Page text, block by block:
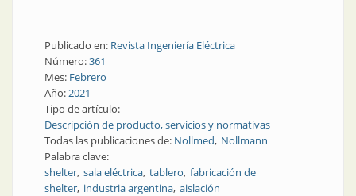
Publicado en: Revista Ingeniería Eléctrica
Número:361
Mes: Febrero
Año:2021
Tipo de artículo:
Descripción de producto, servicios y normativas
Todas las publicaciones de: Nollmed Nollmann
Palabra clave:
shelter sala eléctrica tablero fabricación de
shelter industria argentina aislación